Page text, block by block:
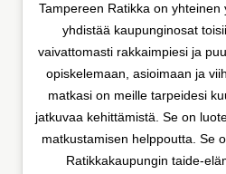
Tampereen Ratikka on
yhdistää kaupunginosat
vaivattomasti rakkaimpiesi ja
opiskelemaan, asioimaan ja
matkasi on meille tarpeidesi
jatkuvaa kehittämistä. Se on
matkustamisen helppoutta. Se
Ratikkakaupungin taide-